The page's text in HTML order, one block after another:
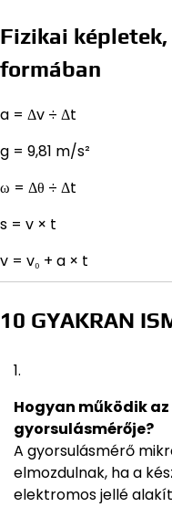
Fizikai
formában
a = Δv ÷ Δt
g = 9,81 m/s²
ω = Δθ ÷ Δt
s = v × t
v = v₀ + a × t
10 GYAKRAN
Hogyan működik
gyorsulásmérője?
A gyorsulásmérő
elmozdulnak, ha a
elektromos jellé